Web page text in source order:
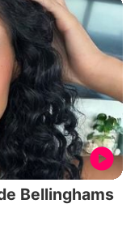
Bellinghams